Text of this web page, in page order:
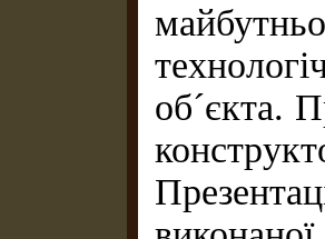
об´єкта.